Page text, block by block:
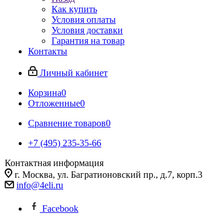
Как купить
Условия оплаты
Условия доставки
Гарантия на товар
Контакты
Личный кабинет
Корзина0
Отложенные0
Сравнение товаров0
+7 (495) 235-35-66
Контактная информация
г. Москва, ул. Багратионовский пр., д.7, корп.3
info@4eli.ru
Facebook